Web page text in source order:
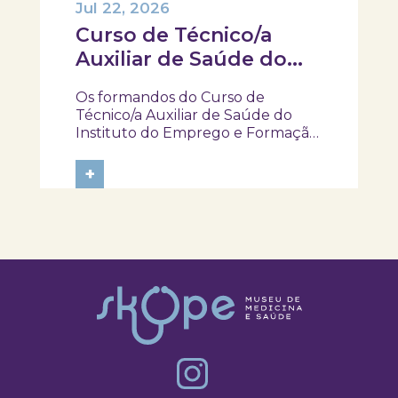
Curso de Técnico/a
Auxiliar de Saúde do
participaram na
atividade “Pela minha
rica saúde”
Jul 22, 2026
Os formandos do Curso de
Técnico/a Auxiliar de Saúde do
Instituto do Emprego e Formação
SKOPE – Museu de Medicina e
Saúde e participaram na atividade
+